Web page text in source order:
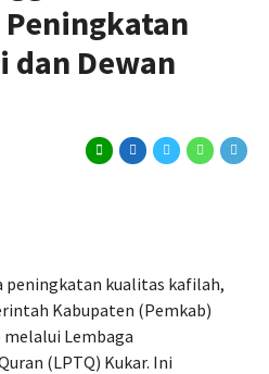
Peningkatan
dan Dewan
peningkatan kualitas kafilah,
Kabupaten (Pemkab)
Lembaga
(LPTQ) Kukar. Ini